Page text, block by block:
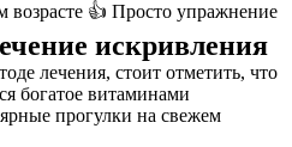
👍 Просто упражнение
искривления
лечения, стоит отметить, что
богатое витаминами
прогулки на свежем